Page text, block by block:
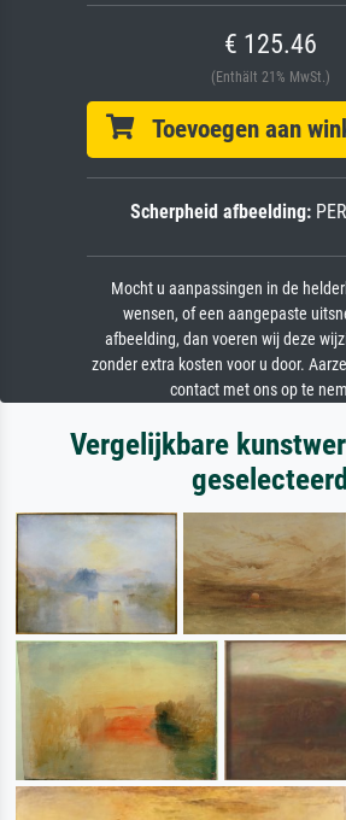
€ 125.46
(Enthält 21% MwSt.)
Toevoegen aan
Scherpheid afbeelding:
Mocht u aanpassingen in de
wensen, of een aangepaste
afbeelding, dan voeren wij deze
zonder extra kosten voor u door.
contact met ons op te
Vergelijkbare
geselecteerd